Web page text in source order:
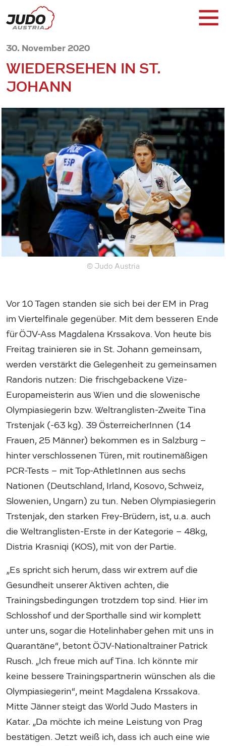
30. November 2020
WIEDERSEHEN IN ST.
JOHANN
© Judo Austria
Vor 10 Tagen standen sie sich bei der EM in Prag
im Viertelfinale gegenüber. Mit dem besseren Ende
für ÖJV-Ass Magdalena Krssakova. Von heute bis
Freitag trainieren sie in St. Johann gemeinsam,
werden verstärkt die Gelegenheit zu gemeinsamen
Randoris nutzen: Die frischgebackene Vize-
Europameisterin aus Wien und die slowenische
Olympiasiegerin bzw. Weltranglisten-Zweite Tina
Trstenjak (-63 kg). 39 ÖsterreicherInnen (14
Frauen, 25 Männer) bekommen es in Salzburg –
hinter verschlossenen Türen, mit routinemäßigen
PCR-Tests – mit Top-AthletInnen aus sechs
Nationen (Deutschland, Irland, Kosovo, Schweiz,
Slowenien, Ungarn) zu tun. Neben Olympiasiegerin
Trstenjak, den starken Frey-Brüdern, ist, u.a. auch
die Weltranglisten-Erste in der Kategorie – 48kg,
Distria Krasniqi (KOS), mit von der Partie.
„Es spricht sich herum, dass wir extrem auf die
Gesundheit unserer Aktiven achten, die
Trainingsbedingungen trotzdem top sind. Hier im
Schlosshof und der Sporthalle sind wir komplett
unter uns, sogar die Hotelinhaber gehen mit uns in
Quarantäne“, betont ÖJV-Nationaltrainer Patrick
Rusch. „Ich freue mich auf Tina. Ich könnte mir
keine bessere Trainingspartnerin wünschen als die
Olympiasiegerin“, meint Magdalena Krssakova.
Mitte Jänner steigt das World Judo Masters in
Katar. „Da möchte ich meine Leistung von Prag
bestätigen. Jetzt weiß ich, dass ich auch eine wie